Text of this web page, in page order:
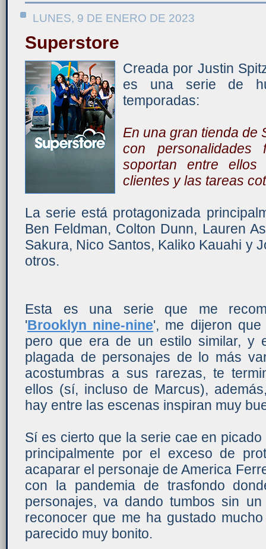
LUNES, 9 DE ENERO DE 2023
Superstore
Creada por Justin
es una serie de
temporadas:
En una gran tienda de
con
soportan entre
clientes y las tareas
La serie está protagonizada
Ben Feldman, Colton Dunn, Lauren
Sakura, Nico Santos, Kaliko Kauahi y
otros.
Esta es una serie que me
'Brooklyn nine-nine', me dijeron
pero que era de un estilo similar, y
plagada de personajes de lo más
acostumbras a sus rarezas, te
ellos (sí, incluso de Marcus),
hay entre las escenas inspiran muy
Sí es cierto que la serie cae en
principalmente por el exceso de
acaparar el personaje de America
con la pandemia de trasfondo
personajes, va dando tumbos sin
reconocer que me ha gustado
parecido muy bonito.